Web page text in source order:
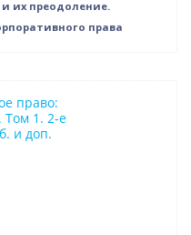
их преодоление.
права